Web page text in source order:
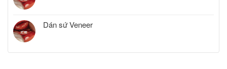
Dán sứ Veneer